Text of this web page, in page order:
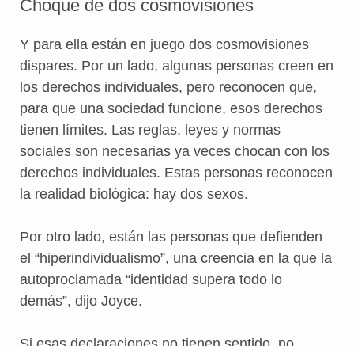
Choque de dos cosmovisiones
Y para ella están en juego dos cosmovisiones
dispares. Por un lado, algunas personas creen en
los derechos individuales, pero reconocen que,
para que una sociedad funcione, esos derechos
tienen límites. Las reglas, leyes y normas
sociales son necesarias ya veces chocan con los
derechos individuales. Estas personas reconocen
la realidad biológica: hay dos sexos.
Por otro lado, están las personas que defienden
el “hiperindividualismo”, una creencia en la que la
autoproclamada “identidad supera todo lo
demás”, dijo Joyce.